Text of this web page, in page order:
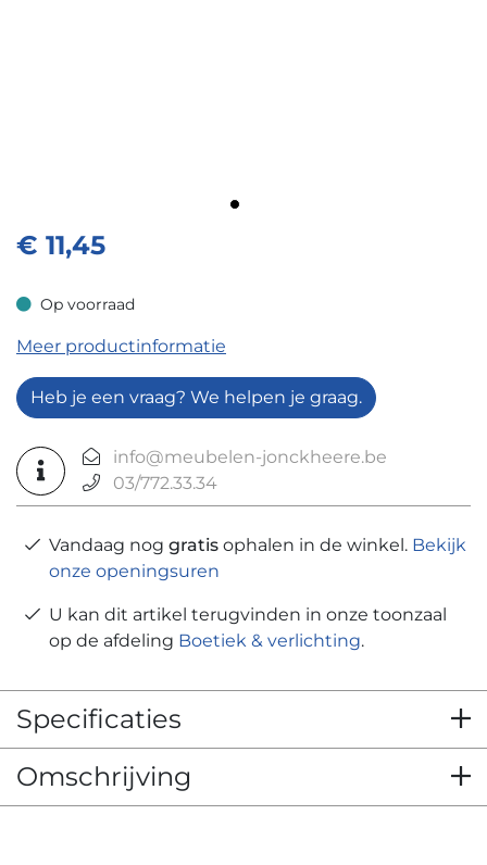
€ 11,45
Op voorraad
Op voorraad
Meer productinformatie
Heb je een vraag? We helpen je graag.
info@meubelen-jonckheere.be
03/772.33.34
Vandaag nog gratis ophalen in de winkel. Bekijk
onze openingsuren
U kan dit artikel terugvinden in onze toonzaal
op de afdeling Boetiek & verlichting.
Specificaties
Omschrijving